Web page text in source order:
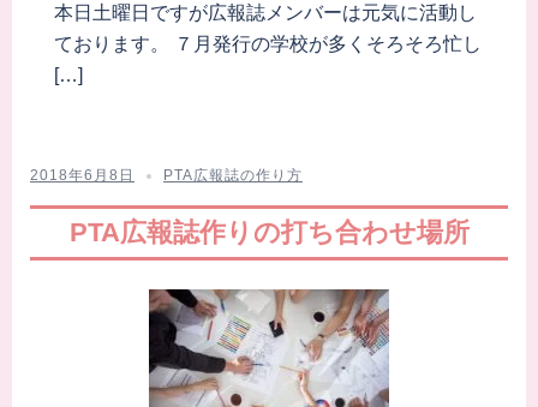
本日土曜日ですが広報誌メンバーは元気に活動し
ております。 ７月発行の学校が多くそろそろ忙し
[…]
2018年6月8日 PTA広報誌の作り方
PTA広報誌作りの打ち合わせ場所